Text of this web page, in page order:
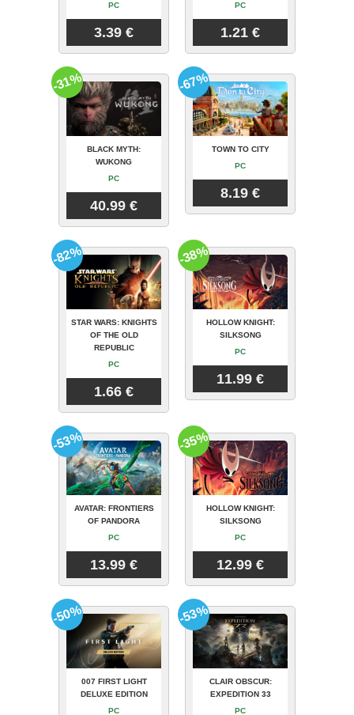
PC
3.39 €
PC
1.21 €
BLACK MYTH:
WUKONG
PC
40.99 €
-31%
TOWN TO CITY
PC
8.19 €
-67%
STAR WARS: KNIGHTS
OF THE OLD
REPUBLIC
PC
1.66 €
-82%
HOLLOW KNIGHT:
SILKSONG
PC
11.99 €
-38%
AVATAR: FRONTIERS
OF PANDORA
PC
13.99 €
-53%
HOLLOW KNIGHT:
SILKSONG
PC
12.99 €
-35%
007 FIRST LIGHT
DELUXE EDITION
PC
-50%
CLAIR OBSCUR:
EXPEDITION 33
PC
-53%